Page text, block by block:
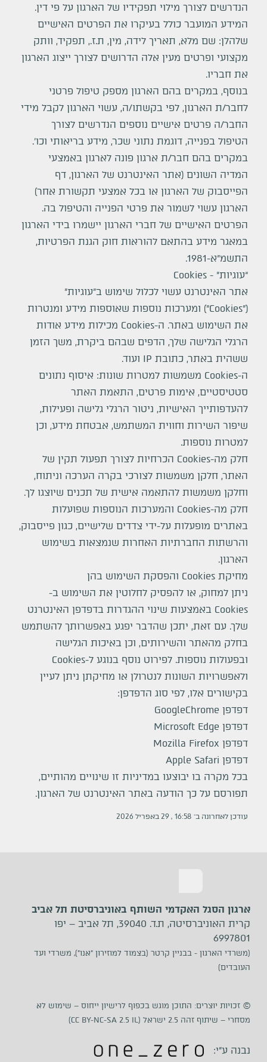
הנדרשים לצורך מילוי תפקידיו של הארגון על פי דין.
המידע המועבר כולל בעיקרו את הפרטים האישיים
שלהלן: שם מלא, תאריך לידה, מין, ת.ז., תפקיד, וותק
מקצועי ופרטים מעין אלה הדרושים לצורך ייצוג הארגון
את חבריו.
בנוסף, במקרים בהם הארגון מספק טיפול פרטני
לחבר/ת הארגון, לפי בקשתו/ה, עשוי הארגון לקבל מידי
החבר/ה פרטים אישיים נוספים הנדרשים לצורך
הטיפול בפנייה, דוגמת נתוני שכר, מידע בריאותי וכו'
.
במקרים בהם חבר/ת ארגון פונה לארגון באמצעי
המדיה השונים (אתר האינטרנט של הארגון, דף
הפייסבוק של הארגון או בכל אמצעי תקשורת אחר)
הארגון עשוי לשמור את פרטי הפנייה והטיפול בה.
הפרטים האישיים של חברי הארגון יישמרו בידי הארגון
במאגר מידע בהתאם להוראות חוק הגנת הפרטיות,
התשמ"א-1981.
“עוגיות” - Cookies
אתר האינטרנט עשוי לכלול שימוש ב"עוגיות"
("Cookies") ומערכות נוספות שאוספות מידע ומנטרות
את השימוש באתר. ה-Cookies מכילות מידע אודות
הרגלי הגלישה שלך, הדפים שבהם ביקרת, משך הזמן
ששהית באתר, כתובת IP ועוד.
ה-Cookies משמשות למטרות שונות: איסוף נתונים
סטטיסטיים, אימות פרטים, התאמת האתר
להעדפותייך האישיות, ניטור הרגלי גלישה ופעילות,
שיפור השירות וחווית המשתמש, אבטחת מידע, וכן
למטרות נוספות.
חלק מה-Cookies הכרחיות לצורך תפעול תקין של
האתר, חלקן משמשות לצורכי בקרה הערכה וניתוח,
וחלקן משמשות להתאמה אישית של תכנים שיוצגו לך.
חלק מה-Cookies והמערכות הנוספות שפועלות
באתרים מופעלות על-ידי צדדים שלישיים, כגון פייסבוק,
והרשתות החברתיות האחרות שנמצאות בשימוש
הארגון.
מחיקת Cookies והפסקת השימוש בהן
ניתן למחוק, או להפסיק לחלוטין את השימוש ב-
Cookies באמצעות שינוי ההגדרות בדפדפן האינטרנט
שלך. עם זאת, יתכן שהדבר יפגע באפשרותך להשתמש
בחלק מהאתר והשירותים, וכן באיכות הגלישה
ובפעולות נוספות. לפירוט נוסף בנוגע ל-Cookies
ולאפשרויות השונות לנטרולן או מחיקתן ניתן לעיין
בקישורים אלו, לפי סוג הדפדפן:
דפדפן GoogleChrome
דפדפן Microsoft Edge
דפדפן Mozilla Firefox
דפדפן Apple Safari
בכל מקרה בו יבוצעו במדיניות זו שינויים מהותיים,
תפורסם על כך הודעה באתר האינטרנט של הארגון.
עודכן לאחרונה ב־ 16:58
,
29 באפריל 2026
ארגון הסגל האקדמי השותף באוניברסיטת תל אביב
קרית האוניברסיטה, ת.ד. 39040, תל אביב – יפו
6997801
(משרדי הארגון - בבניין קרטר (בצמוד למוזירון ״אנו״), משרדי ועד
העובדים)
© זכויות יוצרים: התוכן מוגש בכפוף לרישיון ייחוס – שימוש לא
מסחרי – שיתוף זהה 2.5 ישראל (CC BY-NC-SA 2.5 IL)
נבנה ע״י: